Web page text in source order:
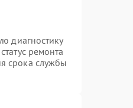
диагностику
ремонта
срока службы